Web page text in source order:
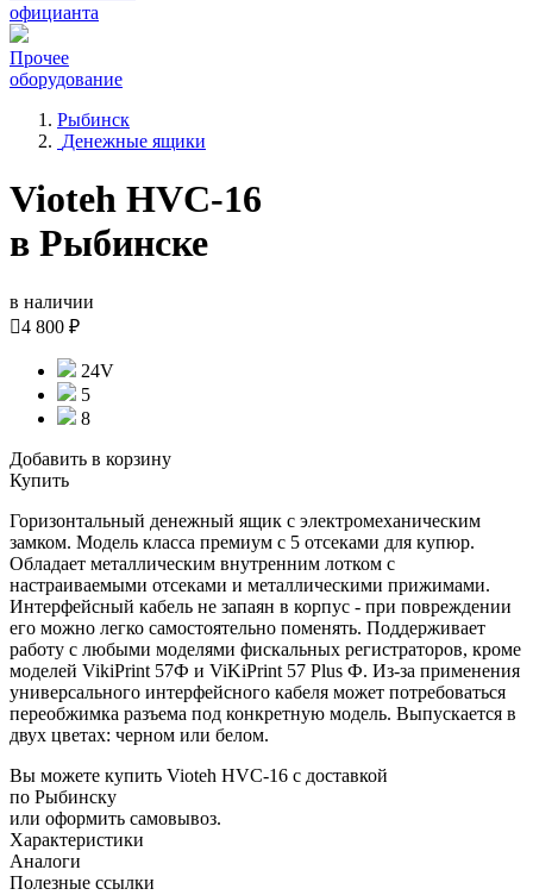
официанта
Прочее
оборудование
Рыбинск
Денежные ящики
Vioteh HVC-16
в Рыбинске
в наличии
4 800 ₽
24V
5
8
Добавить в корзину
Купить
Горизонтальный денежный ящик с электромеханическим
замком. Модель класса премиум с 5 отсеками для купюр.
Обладает металлическим внутренним лотком с
настраиваемыми отсеками и металлическими прижимами.
Интерфейсный кабель не запаян в корпус - при повреждении
его можно легко самостоятельно поменять. Поддерживает
работу с любыми моделями фискальных регистраторов, кроме
моделей VikiPrint 57Ф и ViKiPrint 57 Plus Ф. Из-за применения
универсального интерфейсного кабеля может потребоваться
переобжимка разъема под конкретную модель. Выпускается в
двух цветах: черном или белом.
Вы можете купить Vioteh HVC-16 с доставкой
по Рыбинску
или оформить самовывоз.
Характеристики
Аналоги
Полезные ссылки